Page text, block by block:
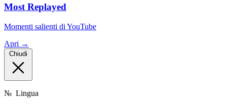
Most Replayed
Momenti salienti di YouTube
Apri →
Chiudi
№ Lingua